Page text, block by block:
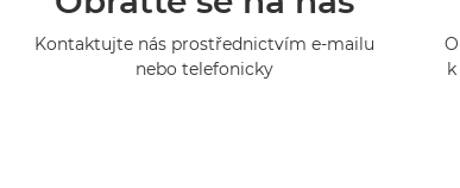
Kontaktujte nás prostřednictvím e-mailu
nebo telefonicky